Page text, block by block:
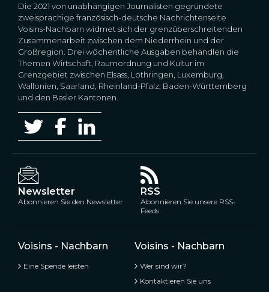
Die 2021 von unabhängigen Journalisten gegründete
zweisprachige französisch-deutsche Nachrichtenseite
Voisins-Nachbarn widmet sich der grenzüberschreitenden
Zusammenarbeit zwischen dem Niederrhein und der
Großregion. Drei wöchentliche Ausgaben behandlen die
Themen Wirtschaft, Raumordnung und Kultur im
Grenzgebiet zwischen Elsass, Lothringen, Luxemburg,
Wallonien, Saarland, Rheinland-Pfalz, Baden-Württemberg
und den Basler Kantonen.
Newsletter
Abonnieren Sie den Newsletter
RSS
Abonnieren Sie unsere RSS-
Feeds
Voisins - Nachbarn
Eine Spende leisten
Voisins - Nachbarn
Wer sind wir?
Kontaktieren Sie uns